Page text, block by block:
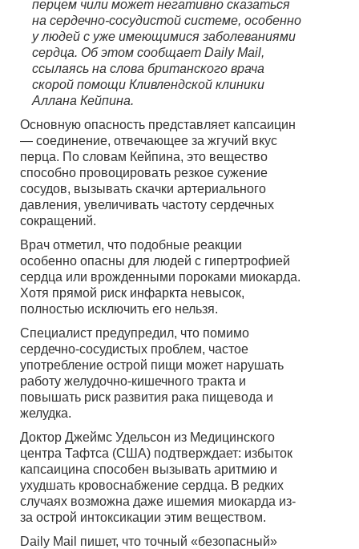
перцем чили может негативно сказаться
на сердечно-сосудистой системе, особенно
у людей с уже имеющимися заболеваниями
сердца. Об этом сообщает Daily Mail,
ссылаясь на слова британского врача
скорой помощи Кливлендской клиники
Аллана Кейпина.
Основную опасность представляет капсаицин
— соединение, отвечающее за жгучий вкус
перца. По словам Кейпина, это вещество
способно провоцировать резкое сужение
сосудов, вызывать скачки артериального
давления, увеличивать частоту сердечных
сокращений.
Врач отметил, что подобные реакции
особенно опасны для людей с гипертрофией
сердца или врожденными пороками миокарда.
Хотя прямой риск инфаркта невысок,
полностью исключить его нельзя.
Специалист предупредил, что помимо
сердечно-сосудистых проблем, частое
употребление острой пищи может нарушать
работу желудочно-кишечного тракта и
повышать риск развития рака пищевода и
желудка.
Доктор Джеймс Удельсон из Медицинского
центра Тафтса (США) подтверждает: избыток
капсаицина способен вызывать аритмию и
ухудшать кровоснабжение сердца. В редких
случаях возможна даже ишемия миокарда из-
за острой интоксикации этим веществом.
Daily Mail пишет, что точный «безопасный»